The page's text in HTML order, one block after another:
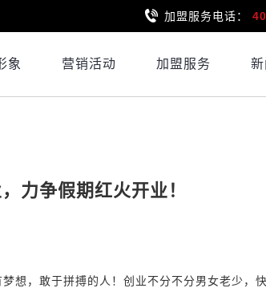
加盟服务电话：
象 营销活动 加盟服务
力争假期红火开业！
想，敢于拼搏的人！创业不分不分男女老少